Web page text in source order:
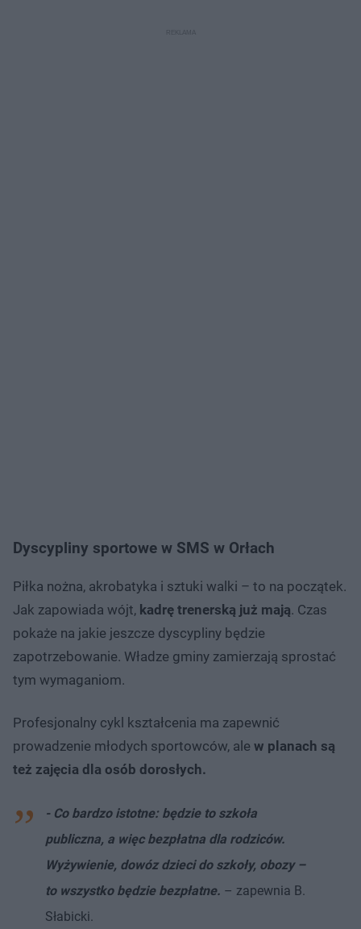
Dyscypliny sportowe w SMS w Orłach
Piłka nożna, akrobatyka i sztuki walki – to na początek.
Jak zapowiada wójt, kadrę trenerską już mają. Czas
pokaże na jakie jeszcze dyscypliny będzie
zapotrzebowanie. Władze gminy zamierzają sprostać
tym wymaganiom.
Profesjonalny cykl kształcenia ma zapewnić
prowadzenie młodych sportowców, ale w planach są
też zajęcia dla osób dorosłych.
- Co bardzo istotne: będzie to szkoła
publiczna, a więc bezpłatna dla rodziców.
Wyżywienie, dowóz dzieci do szkoły, obozy –
to wszystko będzie bezpłatne. – zapewnia B.
Słabicki.